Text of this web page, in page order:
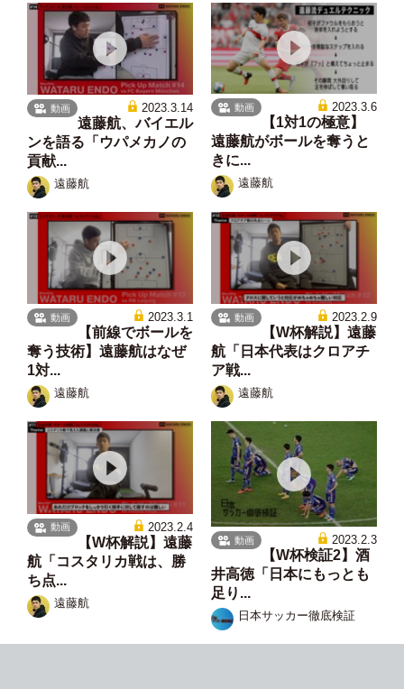
動画 2023.3.14
遠藤航、バイエル
ンを語る「ウパメカノの
貢献...
遠藤航
動画 2023.3.6
【1対1の極意】
遠藤航がボールを奪うと
きに...
遠藤航
動画 2023.3.1
【前線でボールを
奪う技術】遠藤航はなぜ
1対...
遠藤航
動画 2023.2.9
【W杯解説】遠藤
航「日本代表はクロアチ
ア戦...
遠藤航
動画 2023.2.4
【W杯解説】遠藤
航「コスタリカ戦は、勝
ち点...
遠藤航
動画 2023.2.3
【W杯検証2】酒
井高徳「日本にもっとも
足り...
日本サッカー徹底検証